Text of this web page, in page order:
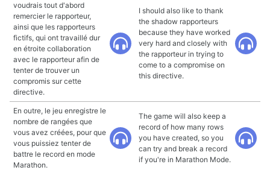
voudrais tout d'abord
remercier le rapporteur,
ainsi que les rapporteurs
fictifs, qui ont travaillé dur
en étroite collaboration
avec le rapporteur afin de
tenter de trouver un
compromis sur cette
directive.
I should also like to thank
the shadow rapporteurs
because they have worked
very hard and closely with
the rapporteur in trying to
come to a compromise on
this directive.
En outre, le jeu enregistre le
nombre de rangées que
vous avez créées, pour que
vous puissiez tenter de
battre le record en mode
Marathon.
The game will also keep a
record of how many rows
you have created, so you
can try and break a record
if you're in Marathon Mode.